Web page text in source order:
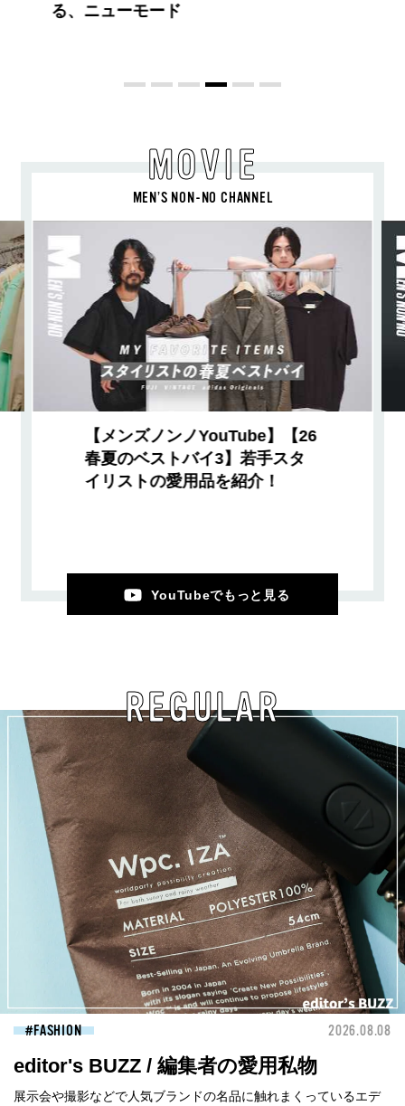
定番、ピンクゴールドが印象的
MOVIE
MEN’S NON-NO CHANNEL
【メンズノンノYouTube】【26
春夏のベストバイ3】若手スタ
イリストの愛用品を紹介！
YouTubeでもっと見る
REGULAR
FASHION 2026.08.08
editor's BUZZ / 編集者の愛用私物
展示会や撮影などで人気ブランドの名品に触れまくっているエデ